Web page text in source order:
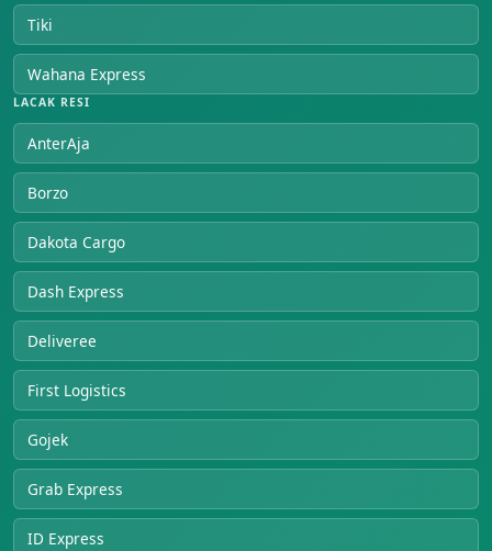
Tiki
Wahana Express
LACAK RESI
AnterAja
Borzo
Dakota Cargo
Dash Express
Deliveree
First Logistics
Gojek
Grab Express
ID Express